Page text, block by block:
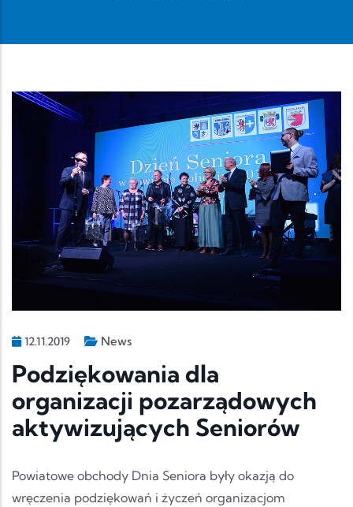
12.11.2019 News
Podziękowania dla
organizacji pozarządowych
aktywizujących Seniorów
Powiatowe obchody Dnia Seniora były okazją do
wręczenia podziękowań i życzeń organizacjom